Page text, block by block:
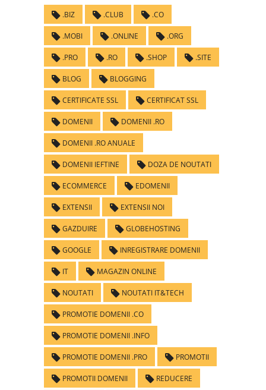
.BIZ .CLUB .CO
.MOBI .ONLINE .ORG
.PRO .RO .SHOP .SITE
BLOG BLOGGING
CERTIFICATE SSL CERTIFICAT SSL
DOMENII DOMENII .RO
DOMENII .RO ANUALE
DOMENII IEFTINE DOZA DE NOUTATI
ECOMMERCE EDOMENII
EXTENSII EXTENSII NOI
GAZDUIRE GLOBEHOSTING
GOOGLE INREGISTRARE DOMENII
IT MAGAZIN ONLINE
NOUTATI NOUTATI IT&TECH
PROMOTIE DOMENII .CO
PROMOTIE DOMENII .INFO
PROMOTIE DOMENII .PRO PROMOTII
PROMOTII DOMENII REDUCERE